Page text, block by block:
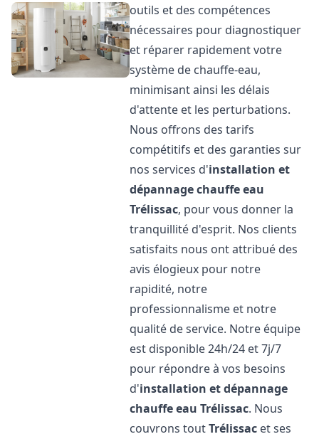
outils et des compétences
nécessaires pour diagnostiquer
et réparer rapidement votre
système de chauffe-eau,
minimisant ainsi les délais
d'attente et les perturbations.
Nous offrons des tarifs
compétitifs et des garanties sur
nos services d'installation et
dépannage chauffe eau
Trélissac, pour vous donner la
tranquillité d'esprit. Nos clients
satisfaits nous ont attribué des
avis élogieux pour notre
rapidité, notre
professionnalisme et notre
qualité de service. Notre équipe
est disponible 24h/24 et 7j/7
pour répondre à vos besoins
d'installation et dépannage
chauffe eau Trélissac. Nous
couvrons toutTrélissac et ses